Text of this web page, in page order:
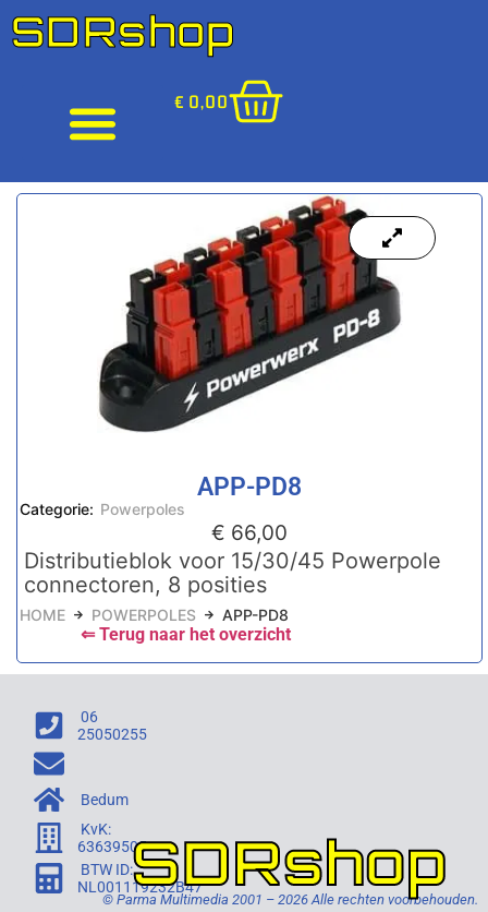
SDRshop
€ 0,00
APP-PD8
Categorie: Powerpoles
€ 66,00
Distributieblok voor 15/30/45 Powerpole
connectoren, 8 posities
HOME POWERPOLES APP-PD8
⇐ Terug naar het overzicht
06
25050255
Bedum
KvK:
63639505
BTW ID:
NL001119232B47
© Parma Multimedia 2001 – 2026 Alle rechten voorbehouden.
SDRshop